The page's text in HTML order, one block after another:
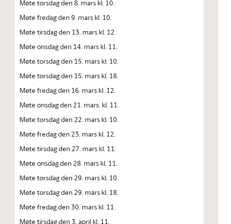
Møte torsdag den 8. mars kl. 10.
Møte fredag den 9. mars kl. 10.
Møte tirsdag den 13. mars kl. 12.
Møte onsdag den 14. mars kl. 11.
Møte torsdag den 15. mars kl. 10.
Møte torsdag den 15. mars kl. 18.
Møte fredag den 16. mars kl. 12.
Møte onsdag den 21. mars. kl. 11.
Møte torsdag den 22. mars kl. 10.
Møte fredag den 23. mars kl. 12.
Møte tirsdag den 27. mars kl. 11.
Møte onsdag den 28. mars kl. 11.
Møte torsdag den 29. mars kl. 10.
Møte torsdag den 29. mars kl. 18.
Møte fredag den 30. mars kl. 11.
Møte tirsdag den 3. april kl. 11.